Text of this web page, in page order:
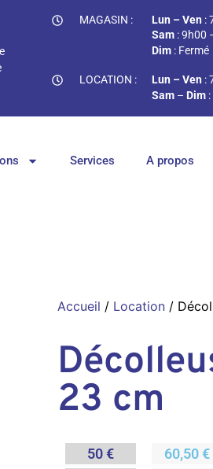
MAGASIN : Lun – Ven :
Sam : 9h00
Dim : Fermé
LOCATION : Lun – Ven :
Sam – Dim
Services A propos
Accueil / Location /
23 cm
50 €
60,50 €